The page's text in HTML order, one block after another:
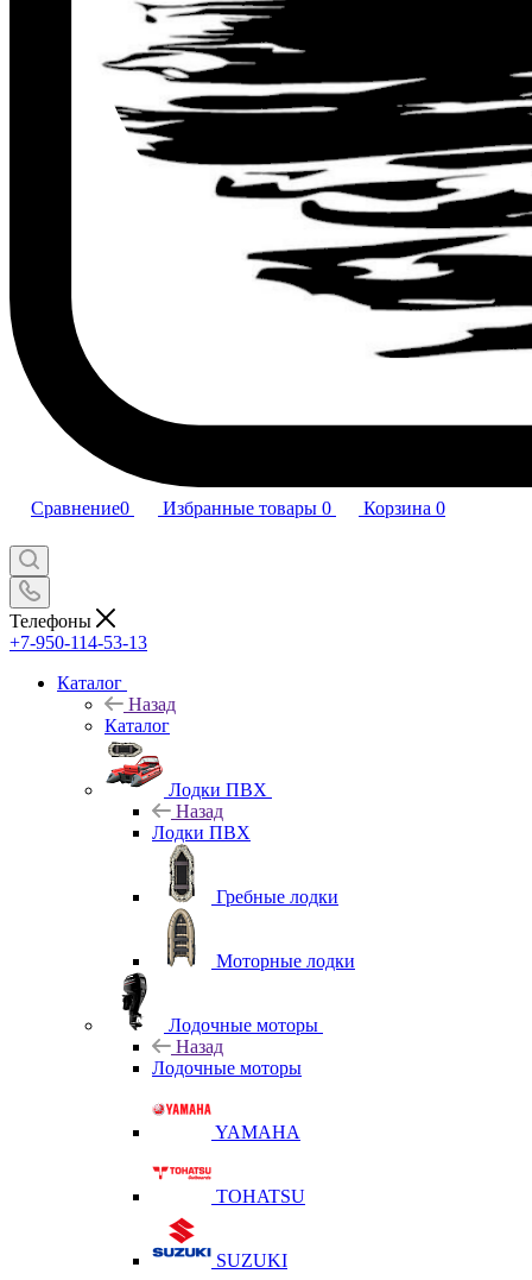
Сравнение0 Избранные товары 0 Корзина 0
Телефоны
+7-950-114-53-13
Каталог
Назад
Каталог
Лодки ПВХ
Назад
Лодки ПВХ
Гребные лодки
Моторные лодки
Лодочные моторы
Назад
Лодочные моторы
YAMAHA
TOHATSU
SUZUKI